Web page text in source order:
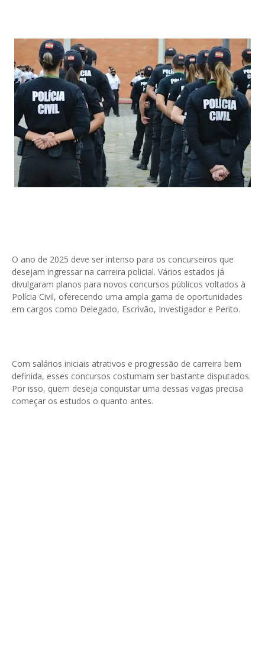
O ano de 2025 deve ser intenso para os concurseiros que
desejam ingressar na carreira policial. Vários estados já
divulgaram planos para novos concursos públicos voltados à
Polícia Civil, oferecendo uma ampla gama de oportunidades
em cargos como Delegado, Escrivão, Investigador e Perito.
Com salários iniciais atrativos e progressão de carreira bem
definida, esses concursos costumam ser bastante disputados.
Por isso, quem deseja conquistar uma dessas vagas precisa
começar os estudos o quanto antes.